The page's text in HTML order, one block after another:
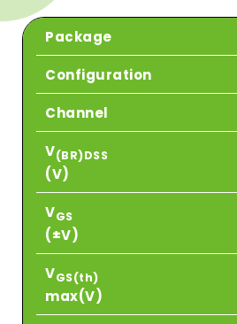
Package
Configuration
Channel
V(BR)DSS
(V)
VGS
(±V)
VGS(th)
max(V)